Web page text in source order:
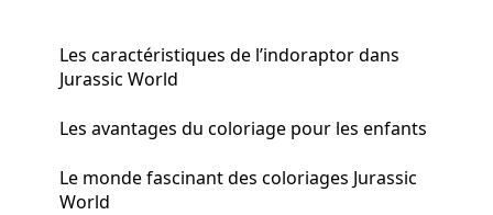
Les caractéristiques de l’indoraptor dans
Jurassic World
Les avantages du coloriage pour les enfants
Le monde fascinant des coloriages Jurassic
World